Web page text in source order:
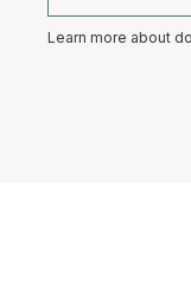
Learn more about